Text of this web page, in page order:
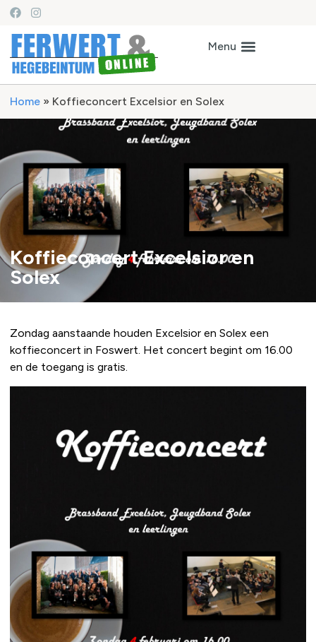
Home » Koffieconcert Excelsior en Solex
Koffieconcert Excelsior en
Solex
Zondag aanstaande houden Excelsior en Solex een
koffieconcert in Foswert. Het concert begint om 16.00
en de toegang is gratis.